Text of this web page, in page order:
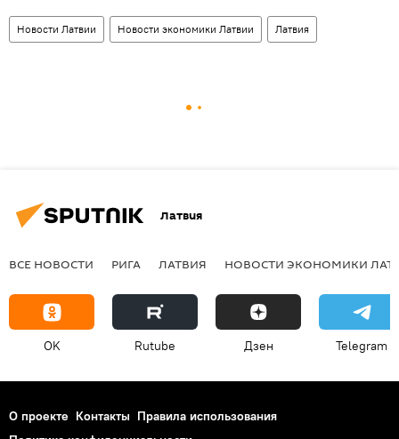
Новости Латвии Новости экономики Латвии Латвия
Латвия
ВСЕ НОВОСТИ РИГА ЛАТВИЯ НОВОСТИ ЭКОНОМИКИ
OK Rutube Дзен Telegram
О проекте Контакты Правила использования